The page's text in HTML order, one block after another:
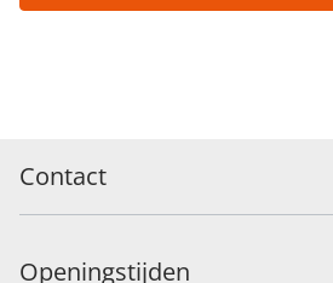
Contact
Openingstijden